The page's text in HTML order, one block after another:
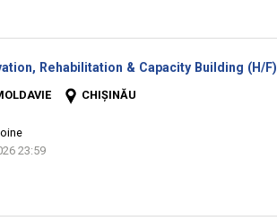
Rehabilitation & Capacity Building (H/F)
CHIȘINĂU
23:59